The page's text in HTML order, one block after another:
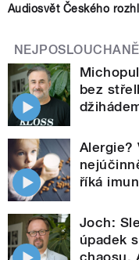
Audiosvět Českého
bez
Alergie?
říká
Joch:
úpadek
chaosu.